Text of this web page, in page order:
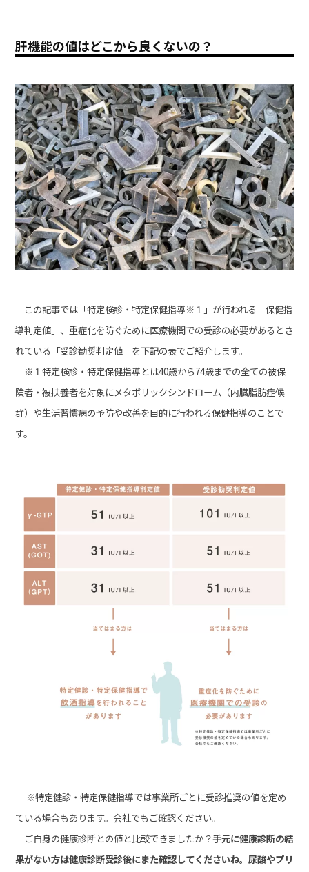
肝機能の値はどこから良くないの？
この記事では「特定検診・特定保健指導※１」が行われる「保健指
導判定値」、重症化を防ぐために医療機関での受診の必要があるとさ
れている「受診勧奨判定値」を下記の表でご紹介します。
※１特定検診・特定保健指導とは40歳から74歳までの全ての被保
険者・被扶養者を対象にメタボリックシンドローム（内臓脂肪症候
群）や生活習慣病の予防や改善を目的に行われる保健指導のことで
す。
※特定健診・特定保健指導では事業所ごとに受診推奨の値を定め
ている場合もあります。会社でもご確認ください。
ご自身の健康診断との値と比較できましたか？手元に健康診断の結
果がない方は健康診断受診後にまた確認してくださいね。尿酸やプリ